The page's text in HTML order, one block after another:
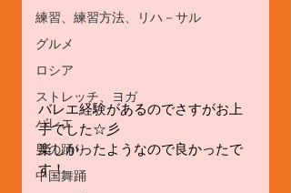
練習、練習方法、リハ－サル
グルメ
ロシア
ストレッチ、ヨガ
バレエ
男の踊り
中国舞踊
バレエ経験があるのでさすがお上
手でした☆彡
楽しかったようなので良かったで
す！